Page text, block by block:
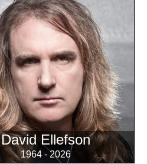
David Ellefson
1964 - 2026